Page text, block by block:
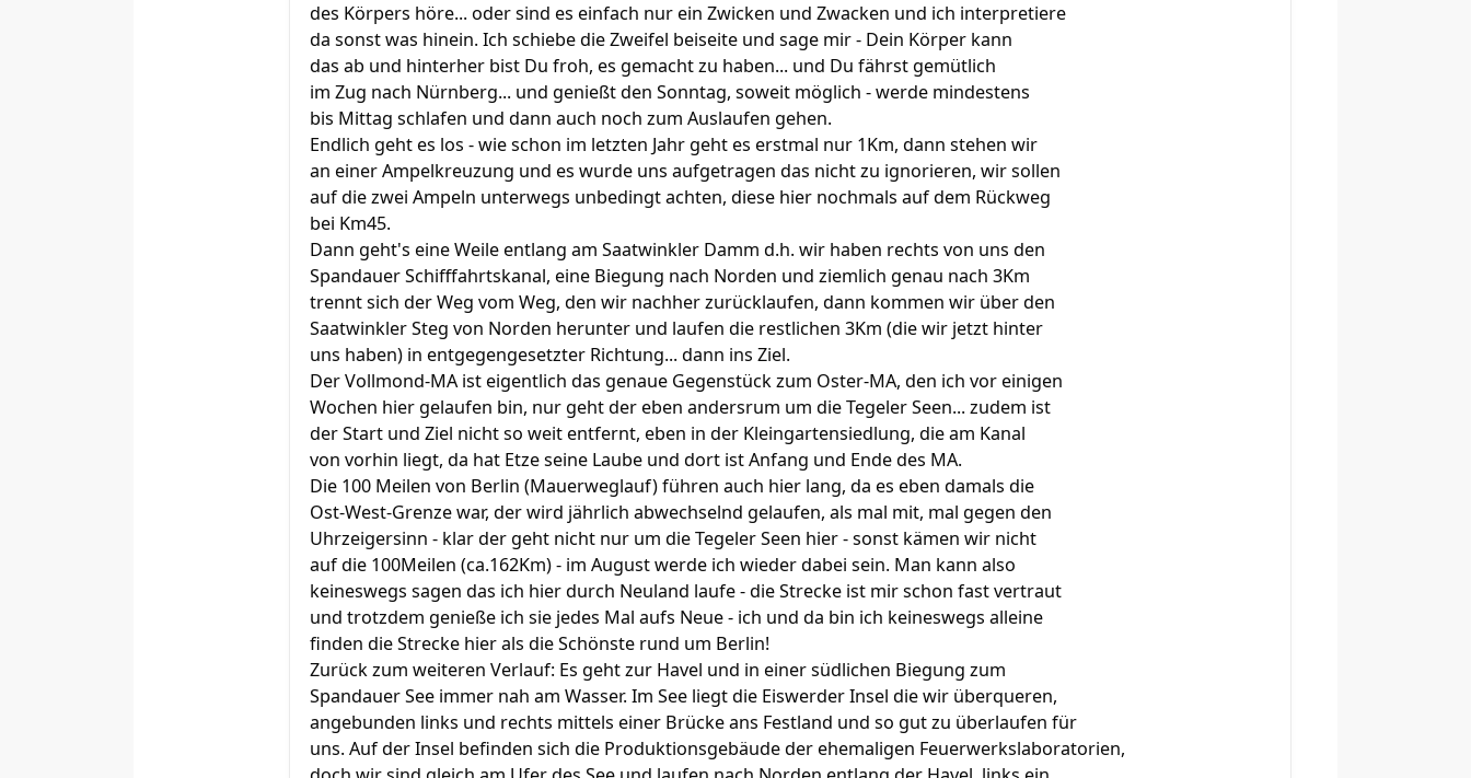
des Körpers höre... oder sind es einfach nur ein Zwicken und Zwacken und ich interpretiere
da sonst was hinein. Ich schiebe die Zweifel beiseite und sage mir - Dein Körper kann
das ab und hinterher bist Du froh, es gemacht zu haben... und Du fährst gemütlich
im Zug nach Nürnberg... und genießt den Sonntag, soweit möglich - werde mindestens
bis Mittag schlafen und dann auch noch zum Auslaufen gehen.
Endlich geht es los - wie schon im letzten Jahr geht es erstmal nur 1Km, dann stehen wir
an einer Ampelkreuzung und es wurde uns aufgetragen das nicht zu ignorieren, wir sollen
auf die zwei Ampeln unterwegs unbedingt achten, diese hier nochmals auf dem Rückweg
bei Km45.
Dann geht's eine Weile entlang am Saatwinkler Damm d.h. wir haben rechts von uns den
Spandauer Schifffahrtskanal, eine Biegung nach Norden und ziemlich genau nach 3Km
trennt sich der Weg vom Weg, den wir nachher zurücklaufen, dann kommen wir über den
Saatwinkler Steg von Norden herunter und laufen die restlichen 3Km (die wir jetzt hinter
uns haben) in entgegengesetzter Richtung... dann ins Ziel.
Der Vollmond-MA ist eigentlich das genaue Gegenstück zum Oster-MA, den ich vor einigen
Wochen hier gelaufen bin, nur geht der eben andersrum um die Tegeler Seen... zudem ist
der Start und Ziel nicht so weit entfernt, eben in der Kleingartensiedlung, die am Kanal
von vorhin liegt, da hat Etze seine Laube und dort ist Anfang und Ende des MA.
Die 100 Meilen von Berlin (Mauerweglauf) führen auch hier lang, da es eben damals die
Ost-West-Grenze war, der wird jährlich abwechselnd gelaufen, als mal mit, mal gegen den
Uhrzeigersinn - klar der geht nicht nur um die Tegeler Seen hier - sonst kämen wir nicht
auf die 100Meilen (ca.162Km) - im August werde ich wieder dabei sein. Man kann also
keineswegs sagen das ich hier durch Neuland laufe - die Strecke ist mir schon fast vertraut
und trotzdem genieße ich sie jedes Mal aufs Neue - ich und da bin ich keineswegs alleine
finden die Strecke hier als die Schönste rund um Berlin!
Zurück zum weiteren Verlauf: Es geht zur Havel und in einer südlichen Biegung zum
Spandauer See immer nah am Wasser. Im See liegt die Eiswerder Insel die wir überqueren,
angebunden links und rechts mittels einer Brücke ans Festland und so gut zu überlaufen für
uns. Auf der Insel befinden sich die Produktionsgebäude der ehemaligen Feuerwerkslaboratorien,